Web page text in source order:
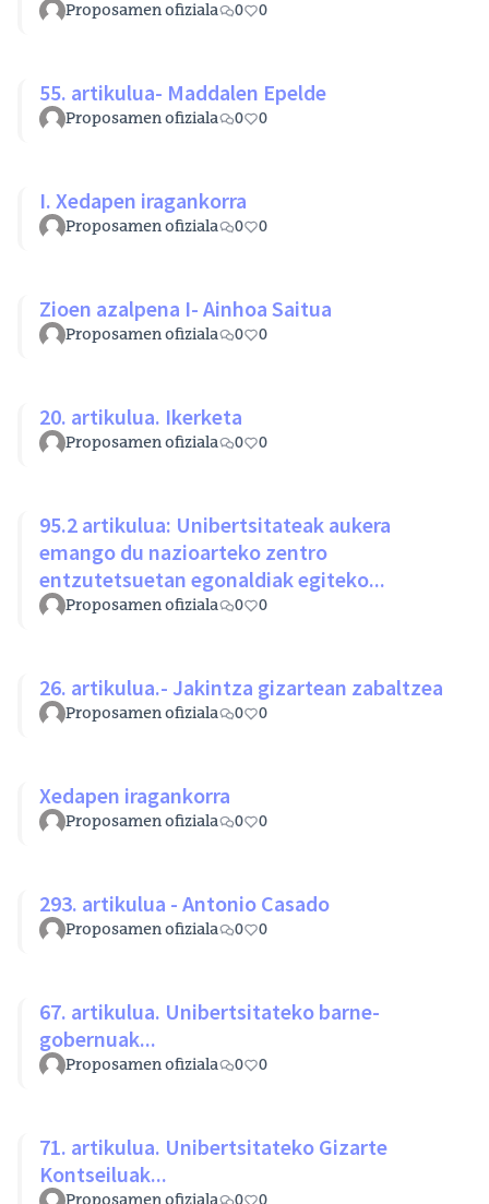
Proposamen ofiziala 0 0
55. artikulua- Maddalen Epelde
Proposamen ofiziala 0 0
I. Xedapen iragankorra
Proposamen ofiziala 0 0
Zioen azalpena I- Ainhoa Saitua
Proposamen ofiziala 0 0
20. artikulua. Ikerketa
Proposamen ofiziala 0 0
95.2 artikulua: Unibertsitateak aukera
emango du nazioarteko zentro
entzutetsuetan egonaldiak egiteko...
Proposamen ofiziala 0 0
26. artikulua.- Jakintza gizartean zabaltzea
Proposamen ofiziala 0 0
Xedapen iragankorra
Proposamen ofiziala 0 0
293. artikulua - Antonio Casado
Proposamen ofiziala 0 0
67. artikulua. Unibertsitateko barne-
gobernuak...
Proposamen ofiziala 0 0
71. artikulua. Unibertsitateko Gizarte
Kontseiluak...
Proposamen ofiziala 0 0